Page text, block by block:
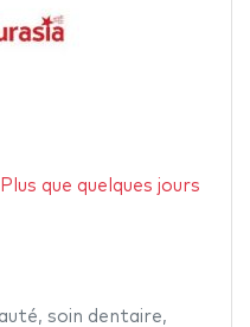
Plus que quelques jours
, soin dentaire,